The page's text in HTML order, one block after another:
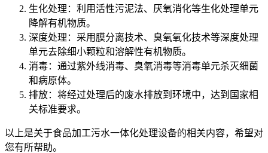
生化处理：利用活性污泥法、厌氧消化等生化处理单元
降解有机物质。
深度处理：采用膜分离技术、臭氧氧化技术等深度处理
单元去除细小颗粒和溶解性有机物质。
消毒：通过紫外线消毒、臭氧消毒等消毒单元杀灭细菌
和病原体。
排放：将经过处理后的废水排放到环境中，达到国家相
关标准要求。
以上是关于食品加工污水一体化处理设备的相关内容，希望对
您有所帮助。